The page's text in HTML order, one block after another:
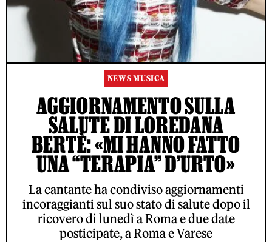
NEWS MUSICA
AGGIORNAMENTO SULLA
SALUTE DI LOREDANA
BERTÈ: «MI HANNO FATTO
UNA “TERAPIA” D’URTO»
La cantante ha condiviso aggiornamenti
incoraggianti sul suo stato di salute dopo il
ricovero di lunedì a Roma e due date
posticipate, a Roma e Varese